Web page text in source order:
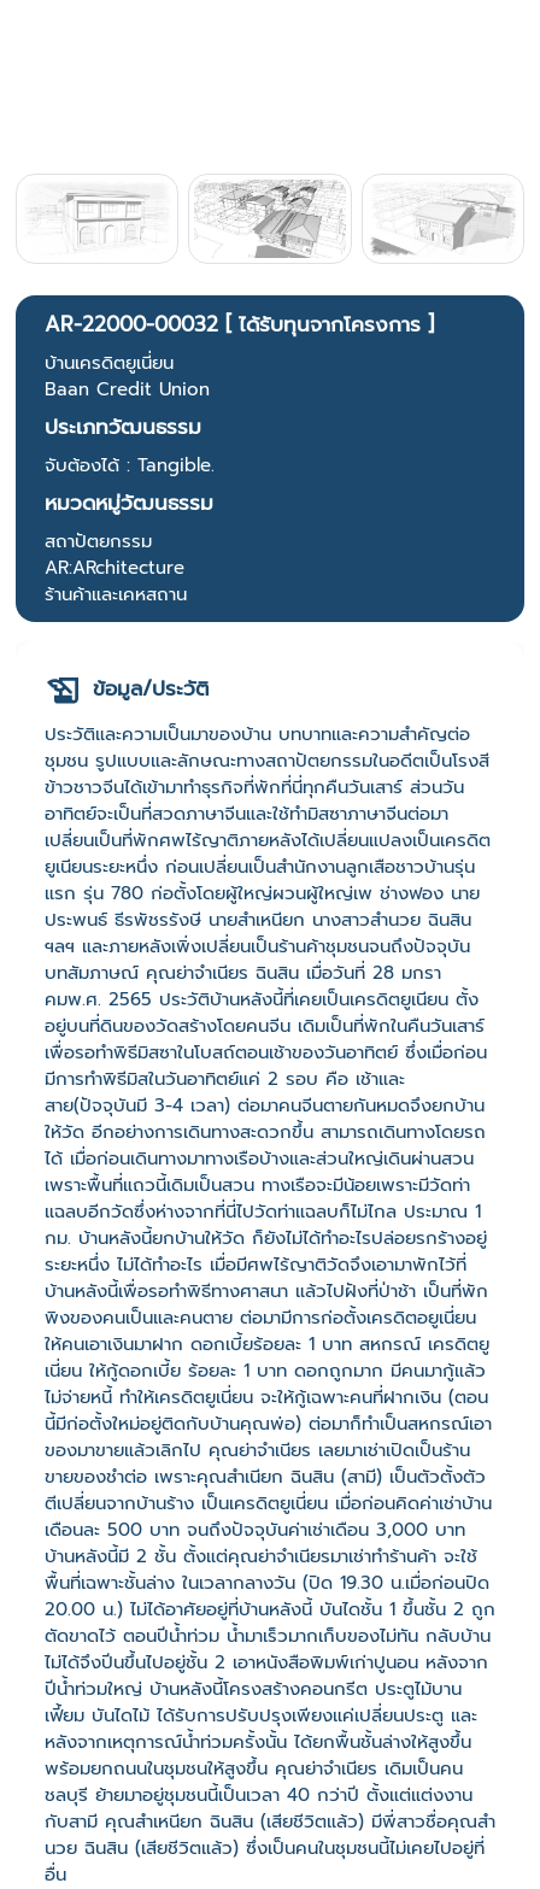
AR-22000-00032 [ ได้รับทุนจากโครงการ ]
บ้านเครดิตยูเนี่ยน
Baan Credit Union
ประเภทวัฒนธรรม
จับต้องได้ : Tangible.
หมวดหมู่วัฒนธรรม
สถาปัตยกรรม
AR:ARchitecture
ร้านค้าและเคหสถาน
ข้อมูล/ประวัติ
ประวัติและความเป็นมาของบ้าน บทบาทและความสำคัญต่อ
ชุมชน รูปแบบและลักษณะทางสถาปัตยกรรมในอดีตเป็นโรงสี
ข้าวชาวจีนได้เข้ามาทำธุรกิจที่พักที่นี่ทุกคืนวันเสาร์ ส่วนวัน
อาทิตย์จะเป็นที่สวดภาษาจีนและใช้ทำมิสซาภาษาจีนต่อมา
เปลี่ยนเป็นที่พักศพไร้ญาติภายหลังได้เปลี่ยนแปลงเป็นเครดิต
ยูเนียนระยะหนึ่ง ก่อนเปลี่ยนเป็นสำนักงานลูกเสือชาวบ้านรุ่น
แรก รุ่น 780 ก่อตั้งโดยผู้ใหญ่ผวนผู้ใหญ่เพ ช่างฟอง นาย
ประพนธ์ ธีรพัชรรังษี นายสำเหนียก นางสาวสำนวย ฉินสิน
ฯลฯ และภายหลังเพิ่งเปลี่ยนเป็นร้านค้าชุมชนจนถึงปัจจุบัน
บทสัมภาษณ์ คุณย่าจำเนียร ฉินสิน เมื่อวันที่ 28 มกรา
คมพ.ศ. 2565 ประวัติบ้านหลังนี้ที่เคยเป็นเครดิตยูเนียน ตั้ง
อยู่บนที่ดินของวัดสร้างโดยคนจีน เดิมเป็นที่พักในคืนวันเสาร์
เพื่อรอทำพิธีมิสซาในโบสถ์ตอนเช้าของวันอาทิตย์ ซึ่งเมื่อก่อน
มีการทำพิธีมิสในวันอาทิตย์แค่ 2 รอบ คือ เช้าและ
สาย(ปัจจุบันมี 3-4 เวลา) ต่อมาคนจีนตายกันหมดจึงยกบ้าน
ให้วัด อีกอย่างการเดินทางสะดวกขึ้น สามารถเดินทางโดยรถ
ได้ เมื่อก่อนเดินทางมาทางเรือบ้างและส่วนใหญ่เดินผ่านสวน
เพราะพื้นที่แถวนี้เดิมเป็นสวน ทางเรือจะมีน้อยเพราะมีวัดท่า
แฉลบอีกวัดซึ่งห่างจากที่นี่ไปวัดท่าแฉลบก็ไม่ไกล ประมาณ 1
กม. บ้านหลังนี้ยกบ้านให้วัด ก็ยังไม่ได้ทำอะไรปล่อยรกร้างอยู่
ระยะหนึ่ง ไม่ได้ทำอะไร เมื่อมีศพไร้ญาติวัดจึงเอามาพักไว้ที่
บ้านหลังนี้เพื่อรอทำพิธีทางศาสนา แล้วไปฝังที่ป่าช้า เป็นที่พัก
พิงของคนเป็นและคนตาย ต่อมามีการก่อตั้งเครดิตอยูเนี่ยน
ให้คนเอาเงินมาฝาก ดอกเบี้ยร้อยละ 1 บาท สหกรณ์ เครดิตยู
เนี่ยน ให้กู้ดอกเบี้ย ร้อยละ 1 บาท ดอกถูกมาก มีคนมากู้แล้ว
ไม่จ่ายหนี้ ทำให้เครดิตยูเนี่ยน จะให้กู้เฉพาะคนที่ฝากเงิน (ตอน
นี้มีก่อตั้งใหม่อยู่ติดกับบ้านคุณพ่อ) ต่อมาก็ทำเป็นสหกรณ์เอา
ของมาขายแล้วเลิกไป คุณย่าจำเนียร เลยมาเช่าเปิดเป็นร้าน
ขายของชำต่อ เพราะคุณสำเนียก ฉินสิน (สามี) เป็นตัวตั้งตัว
ตีเปลี่ยนจากบ้านร้าง เป็นเครดิตยูเนี่ยน เมื่อก่อนคิดค่าเช่าบ้าน
เดือนละ 500 บาท จนถึงปัจจุบันค่าเช่าเดือน 3,000 บาท
บ้านหลังนี้มี 2 ชั้น ตั้งแต่คุณย่าจำเนียรมาเช่าทำร้านค้า จะใช้
พื้นที่เฉพาะชั้นล่าง ในเวลากลางวัน (ปิด 19.30 น.เมื่อก่อนปิด
20.00 น.) ไม่ได้อาศัยอยู่ที่บ้านหลังนี้ บันไดชั้น 1 ขึ้นชั้น 2 ถูก
ตัดขาดไว้ ตอนปีน้ำท่วม น้ำมาเร็วมากเก็บของไม่ทัน กลับบ้าน
ไม่ได้จึงปีนขึ้นไปอยู่ชั้น 2 เอาหนังสือพิมพ์เก่าปูนอน หลังจาก
ปีน้ำท่วมใหญ่ บ้านหลังนี้โครงสร้างคอนกรีต ประตูไม้บาน
เฟี้ยม บันไดไม้ ได้รับการปรับปรุงเพียงแค่เปลี่ยนประตู และ
หลังจากเหตุการณ์น้ำท่วมครั้งนั้น ได้ยกพื้นชั้นล่างให้สูงขึ้น
พร้อมยกถนนในชุมชนให้สูงขึ้น คุณย่าจำเนียร เดิมเป็นคน
ชลบุรี ย้ายมาอยู่ชุมชนนี้เป็นเวลา 40 กว่าปี ตั้งแต่แต่งงาน
กับสามี คุณสำเหนียก ฉินสิน (เสียชีวิตแล้ว) มีพี่สาวชื่อคุณสำ
นวย ฉินสิน (เสียชีวิตแล้ว) ซึ่งเป็นคนในชุมชนนี้ไม่เคยไปอยู่ที่
อื่น